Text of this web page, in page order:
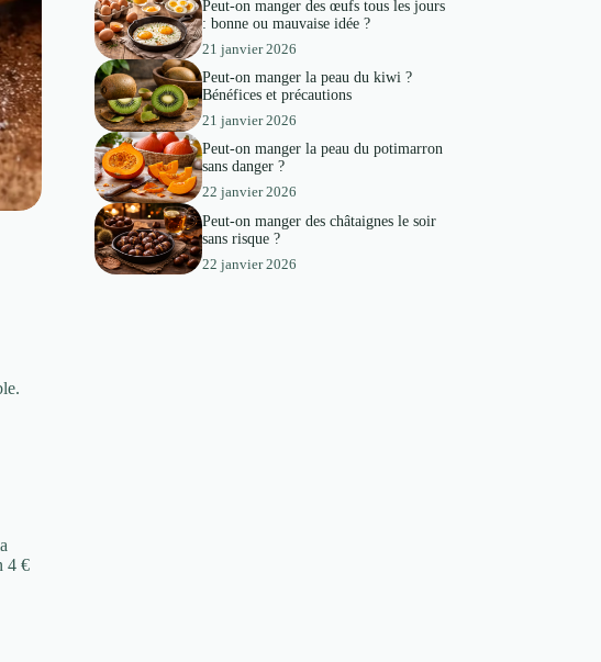
4 €
Peut-on manger des œufs tous les jours
: bonne ou mauvaise idée ?
21 janvier 2026
Peut-on manger la peau du kiwi ?
Bénéfices et précautions
21 janvier 2026
Peut-on manger la peau du potimarron
sans danger ?
22 janvier 2026
Peut-on manger des châtaignes le soir
sans risque ?
22 janvier 2026